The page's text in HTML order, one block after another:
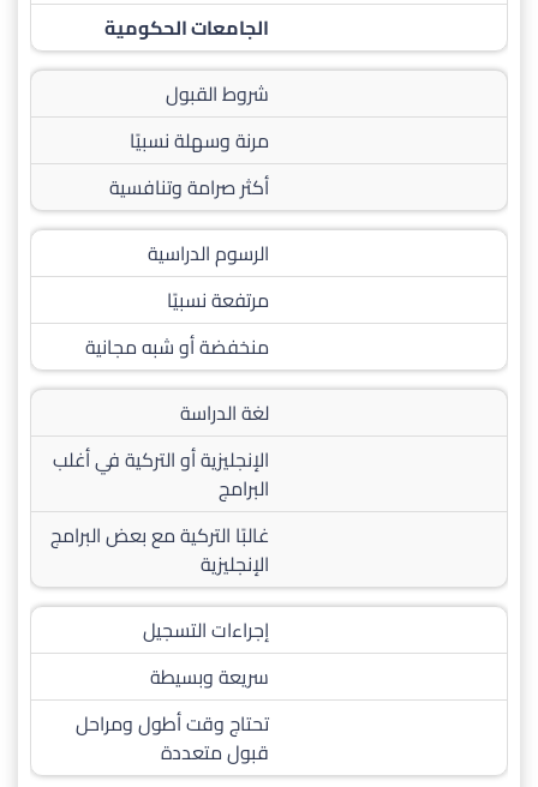
الجامعات الحكومية
شروط القبول
مرنة وسهلة نسبيًا
أكثر صرامة وتنافسية
الرسوم الدراسية
مرتفعة نسبيًا
منخفضة أو شبه مجانية
لغة الدراسة
الإنجليزية أو التركية في أغلب
البرامج
غالبًا التركية مع بعض البرامج
الإنجليزية
إجراءات التسجيل
سريعة وبسيطة
تحتاج وقت أطول ومراحل
قبول متعددة